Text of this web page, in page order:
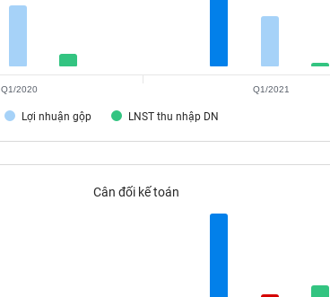
Lợi nhuận gộp LNST thu nhập DN
Q1/2020 Q1/2021
Cân đối kế toán